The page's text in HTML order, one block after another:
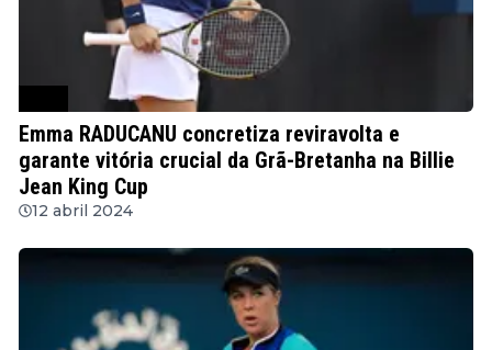
Emma RADUCANU concretiza reviravolta e
garante vitória crucial da Grã-Bretanha na Billie
Jean King Cup
12 abril 2024